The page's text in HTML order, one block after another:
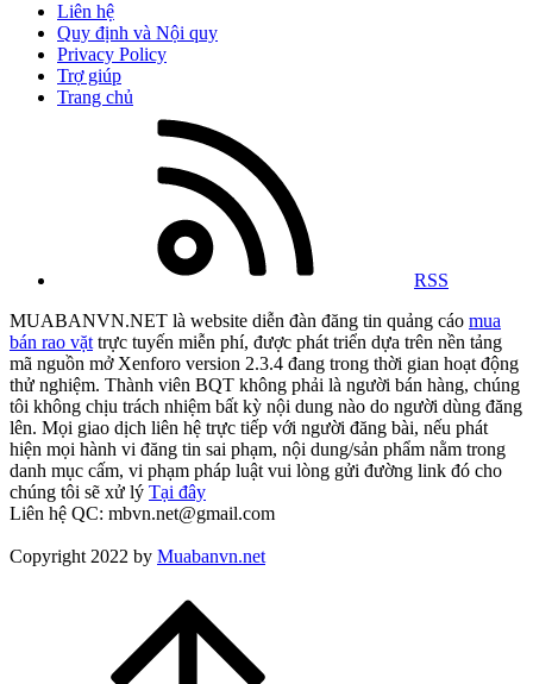
Liên hệ
Quy định và Nội quy
Privacy Policy
Trợ giúp
Trang chủ
RSS
MUABANVN.NET là website diễn đàn đăng tin quảng cáo mua
bán rao vặt trực tuyến miễn phí, được phát triển dựa trên nền tảng
mã nguồn mở Xenforo version 2.3.4 đang trong thời gian hoạt động
thử nghiệm. Thành viên BQT không phải là người bán hàng, chúng
tôi không chịu trách nhiệm bất kỳ nội dung nào do người dùng đăng
lên. Mọi giao dịch liên hệ trực tiếp với người đăng bài, nếu phát
hiện mọi hành vi đăng tin sai phạm, nội dung/sản phẩm nằm trong
danh mục cấm, vi phạm pháp luật vui lòng gửi đường link đó cho
chúng tôi sẽ xử lý Tại đây
Liên hệ QC: mbvn.net@gmail.com
Copyright 2022 by Muabanvn.net